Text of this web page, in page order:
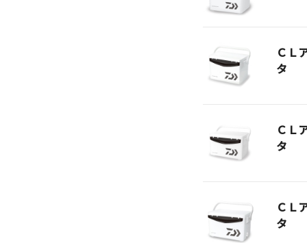
ＣＬ
タ
ＣＬ
タ
ＣＬ
タ